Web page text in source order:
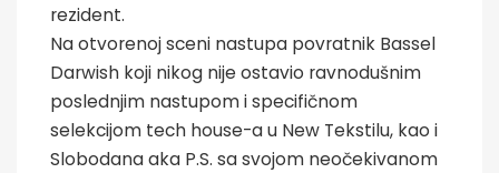
rezident.
Na otvorenoj sceni nastupa povratnik Bassel
Darwish koji nikog nije ostavio ravnodušnim
poslednjim nastupom i specifičnom
selekcijom tech house-a u New Tekstilu, kao i
Slobodana aka P.S. sa svojom neočekivanom